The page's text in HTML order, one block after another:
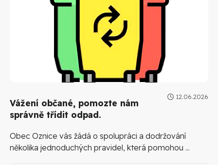
12.06.2026
Vážení občané, pomozte nám
správně třídit odpad.
Obec Oznice vás žádá o spolupráci a dodržování
několika jednoduchých pravidel, která pomohou ...